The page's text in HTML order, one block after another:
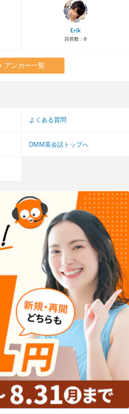
Erik
回答数： 0
アンカー一覧
よくある質問
DMM英会話トップへ